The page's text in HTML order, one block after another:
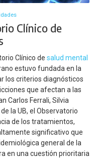
Clínico de
Clínico de salud mental
estuvo fundada en la
los criterios diagnósticos
que afectan a las
Carlos Ferrali, Silvia
la UB, el Observatorio
de los tratamientos,
significativo que
general de la
en una cuestión prioritaria